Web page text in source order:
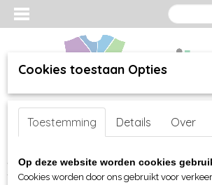
Inloggen Registreren
Home >webshop>Per merk >Clique >Voor
Cookies toestaan Opties
Toestemming Details Over
Op deze website worden cookies
Cookies worden door ons gebruikt voor